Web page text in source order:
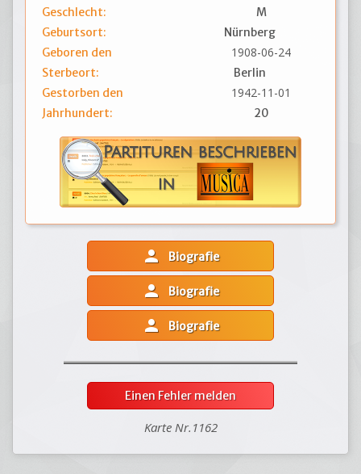
Geschlecht:
M
Geburtsort:
Nürnberg
Geboren den
1908-06-24
Sterbeort:
Berlin
Gestorben den
1942-11-01
Jahrhundert: 20
person Biografie
person Biografie
person Biografie
Einen Fehler melden
Karte Nr.1162